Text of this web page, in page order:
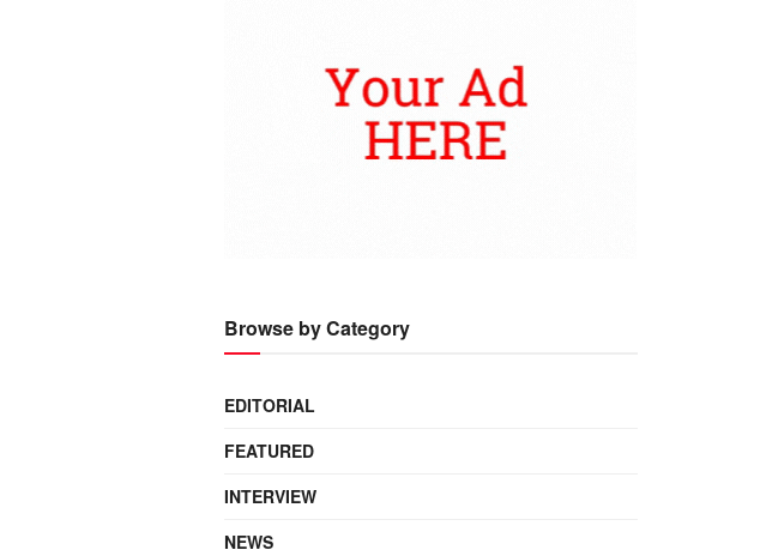
Browse by Category
EDITORIAL
FEATURED
INTERVIEW
NEWS